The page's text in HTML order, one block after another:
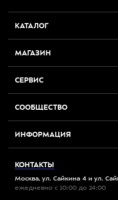
КАТАЛОГ
МАГАЗИН
СЕРВИС
СООБЩЕСТВО
ИНФОРМАЦИЯ
КОНТАКТЫ
Москва, ул. Сайкина 4 и ул.
ежедневно с 10:00 до 24:00